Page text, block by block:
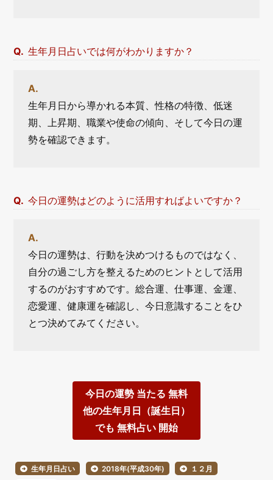
生年月日占いでは何がわかりますか？
生年月日から導かれる本質、性格の特徴、低迷
期、上昇期、職業や使命の傾向、そして今日の運
勢を確認できます。
今日の運勢はどのように活用すればよいですか？
今日の運勢は、行動を決めつけるものではなく、
自分の過ごし方を整えるためのヒントとして活用
するのがおすすめです。総合運、仕事運、金運、
恋愛運、健康運を確認し、今日意識することをひ
とつ決めてみてください。
今日の運勢 当たる 無料
他の生年月日（誕生日）
でも 無料占い 開始
生年月日占い 2018年(平成30年) １２月